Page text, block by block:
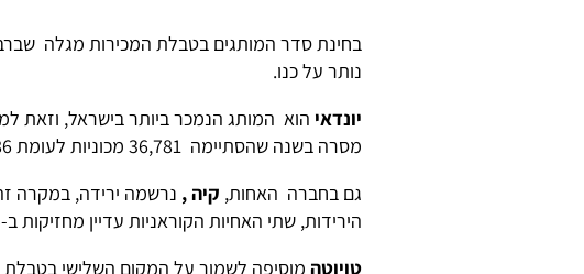
נותר על כנו.
יונדאי
מסרה בשנה שהסתיימה 36,781 מכוניות לעומת 39,086 ב-2016.
גם בחברה האחות, קיה ,
הירידות, שתי האחיות הקוראניות עדיין מחזיקות ב-25.7% מסך המסירות בשוק הרכב הישראלי.
טויוטה